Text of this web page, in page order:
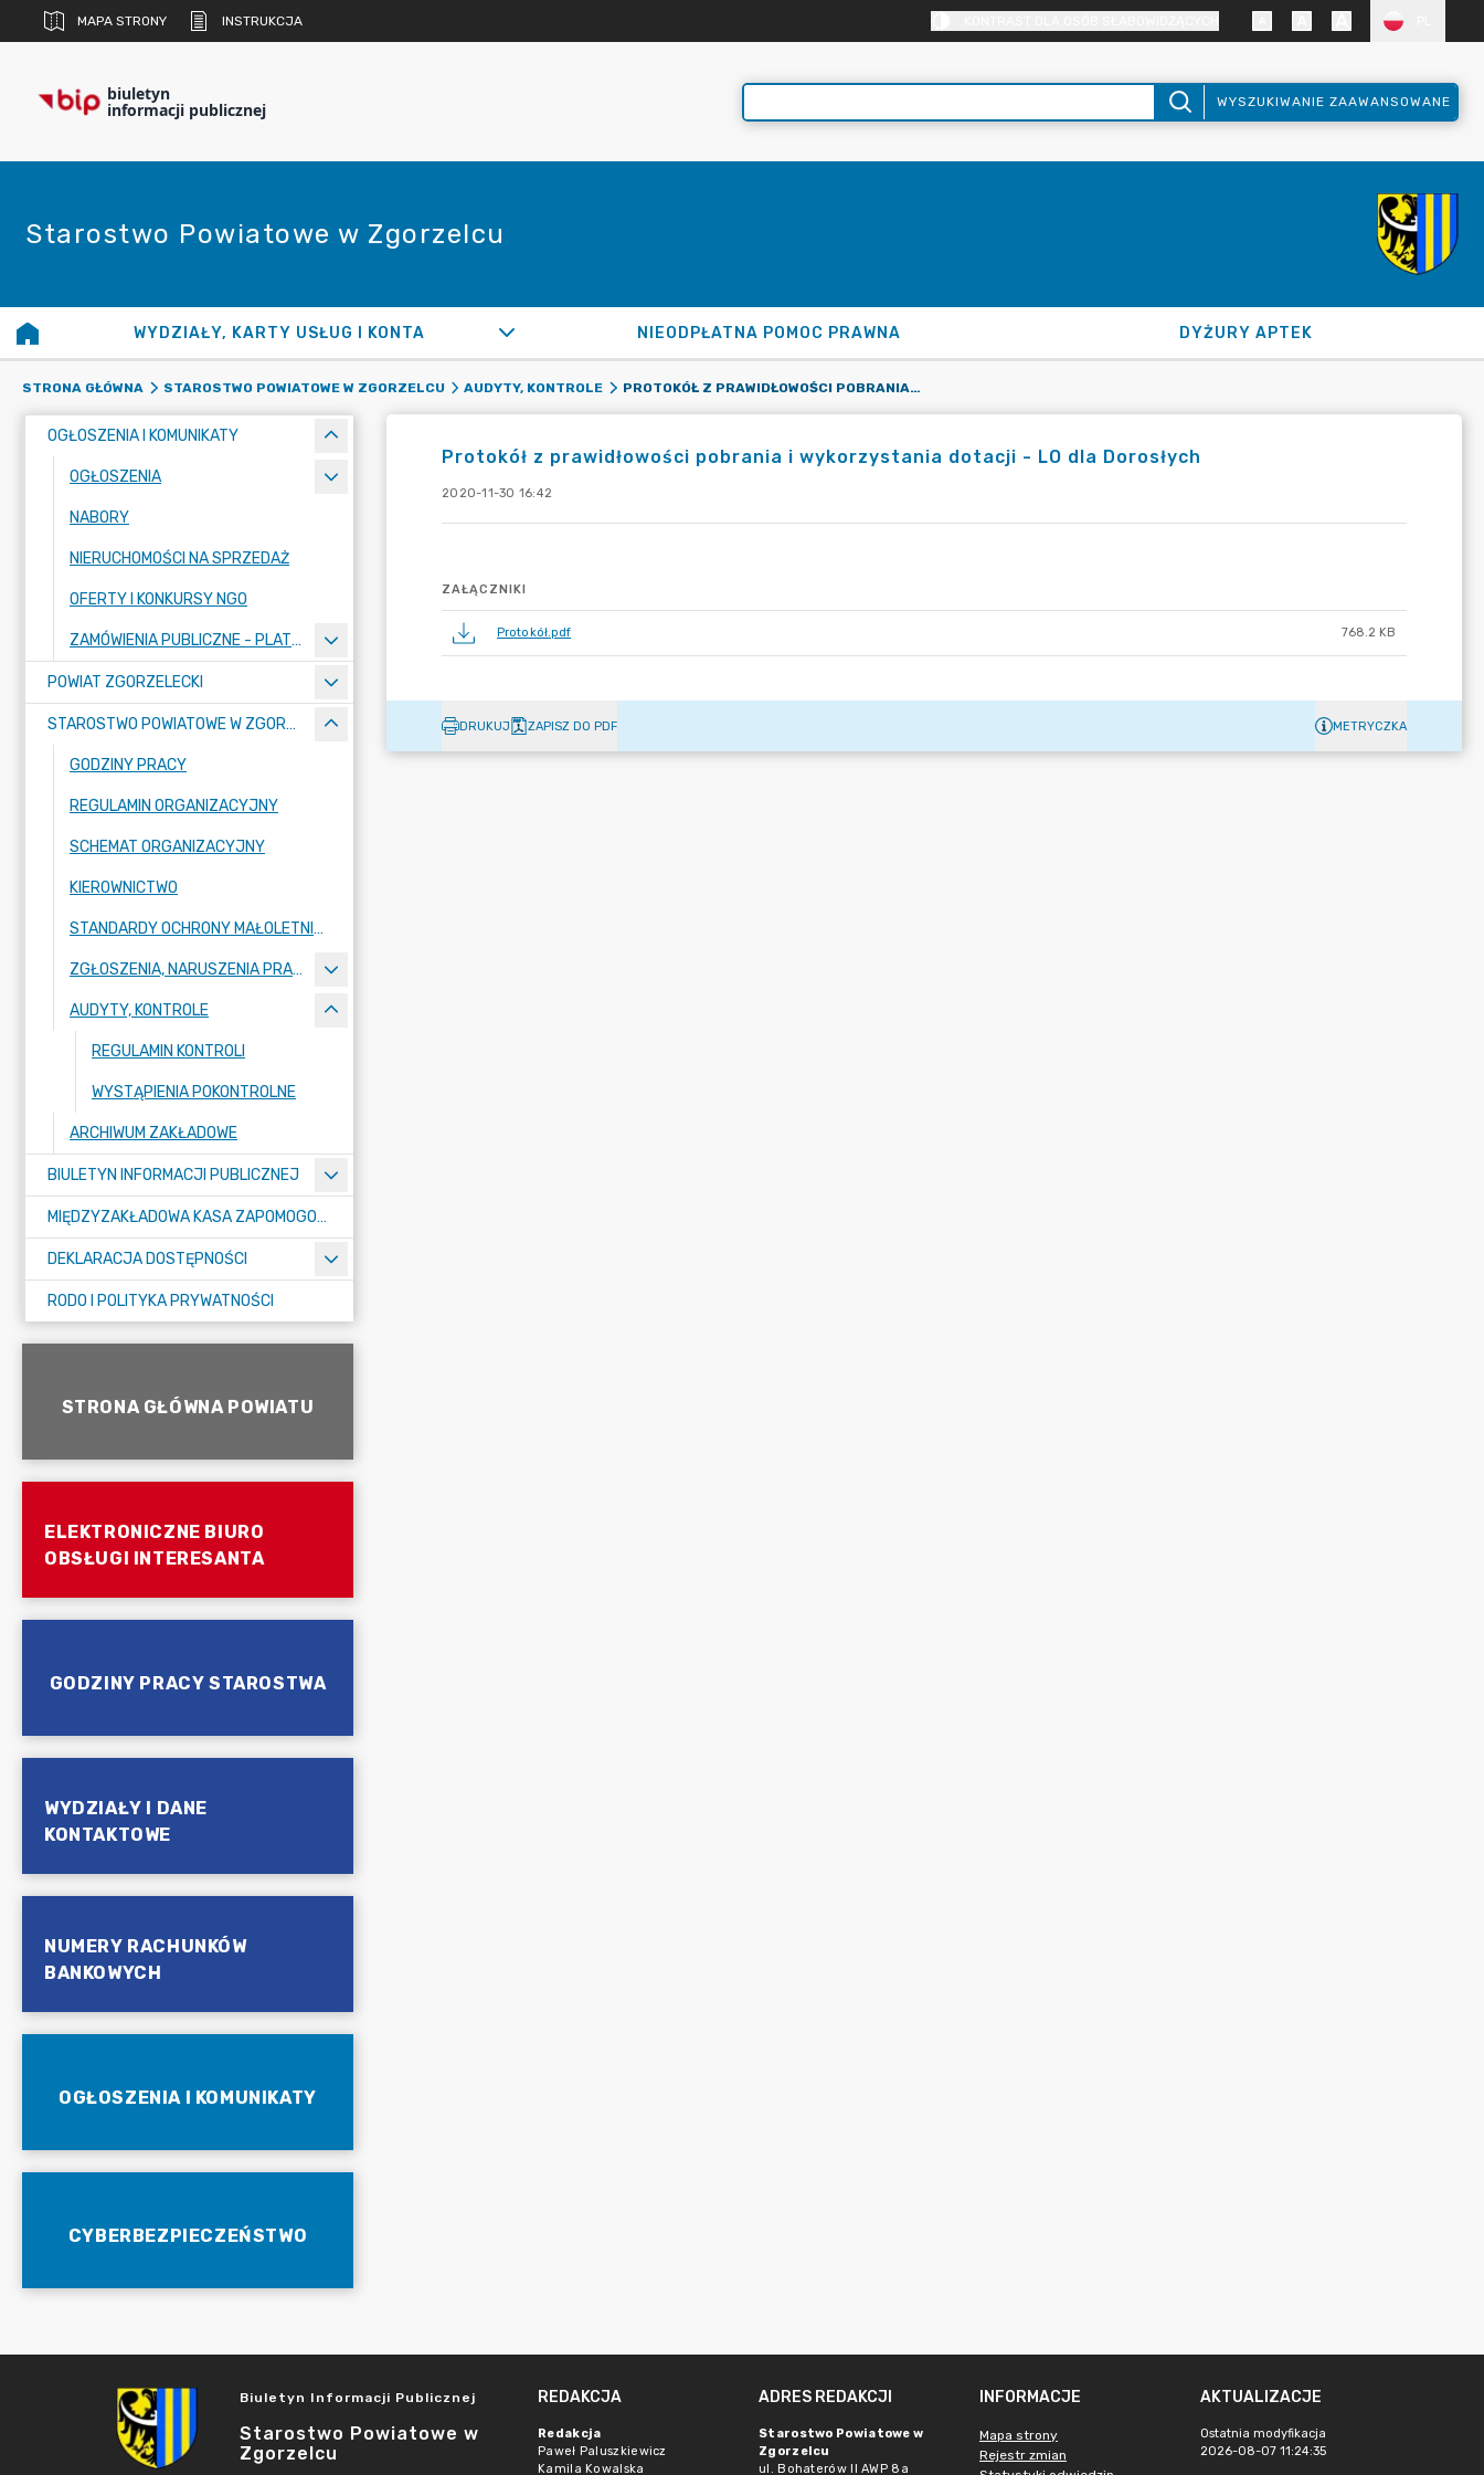
MAPA STRONY INSTRUKCJA
biuletyn
informacji publicznej WYSZUKIWANIE ZAAWANSOWANE
Starostwo Powiatowe w Zgorzelcu
WYDZIAŁY, KARTY USŁUG I KONTA NIEODPŁATNA POMOC PRAWNA DYŻURY APTEK
STRONA GŁÓWNA STAROSTWO POWIATOWE W ZGORZELCU AUDYTY, KONTROLE PROTOKÓŁ Z PRAWIDŁOWOŚCI POBRANIA I WYKORZYSTANIA DOTACJI - LO DLA DOROSŁYCH
OGŁOSZENIA I KOMUNIKATY
OGŁOSZENIA
NABORY
NIERUCHOMOŚCI NA SPRZEDAŻ
OFERTY I KONKURSY NGO
ZAMÓWIENIA PUBLICZNE - PLATFORMA ZAKUPOWA
POWIAT ZGORZELECKI
STAROSTWO POWIATOWE W ZGORZELCU
GODZINY PRACY
REGULAMIN ORGANIZACYJNY
SCHEMAT ORGANIZACYJNY
KIEROWNICTWO
STANDARDY OCHRONY MAŁOLETNICH W STAROSTWIE POWIATOWYM W ZGORZELCU
ZGŁOSZENIA, NARUSZENIA PRAWA
AUDYTY, KONTROLE
REGULAMIN KONTROLI
WYSTĄPIENIA POKONTROLNE
ARCHIWUM ZAKŁADOWE
BIULETYN INFORMACJI PUBLICZNEJ
MIĘDZYZAKŁADOWA KASA ZAPOMOGOWO-POŻYCZKOWA
DEKLARACJA DOSTĘPNOŚCI
RODO I POLITYKA PRYWATNOŚCI
STRONA GŁÓWNA POWIATU
ELEKTRONICZNE BIURO
OBSŁUGI INTERESANTA
GODZINY PRACY STAROSTWA
WYDZIAŁY I DANE
KONTAKTOWE
NUMERY RACHUNKÓW
BANKOWYCH
OGŁOSZENIA I KOMUNIKATY
CYBERBEZPIECZEŃSTWO
Protokół z prawidłowości pobrania i wykorzystania dotacji - LO dla Dorosłych
2020-11-30 16:42
ZAŁĄCZNIKI
Protokół.pdf 768.2 KB
DRUKUJ ZAPISZ DO PDF METRYCZKA
Biuletyn Informacji Publicznej
Starostwo Powiatowe w
Zgorzelcu
REDAKCJA
Redakcja
Paweł Paluszkiewicz
Kamila Kowalska
ADRES REDAKCJI
Starostwo Powiatowe w
Zgorzelcu
ul. Bohaterów II AWP 8a
INFORMACJE
Mapa strony
Rejestr zmian
AKTUALIZACJE
Ostatnia modyfikacja
2026-08-07 11:24:35